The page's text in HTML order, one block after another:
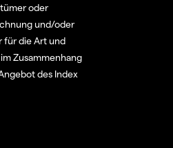
oder
und/oder
für die Art und
Zusammenhang
des Index